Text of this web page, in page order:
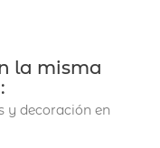
la misma
y decoración en